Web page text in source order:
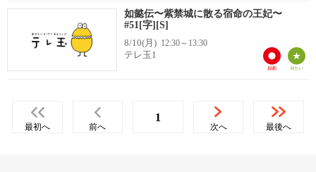
如懿伝〜紫禁城に散る宿命の王妃〜
#51[字][S]
8/10(月) 12:30～13:30
テレ玉1
最初へ 前へ
1
次へ 最後へ